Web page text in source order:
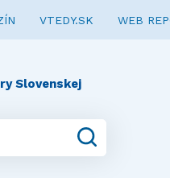
VTEDY.SK WEB
Slovenskej